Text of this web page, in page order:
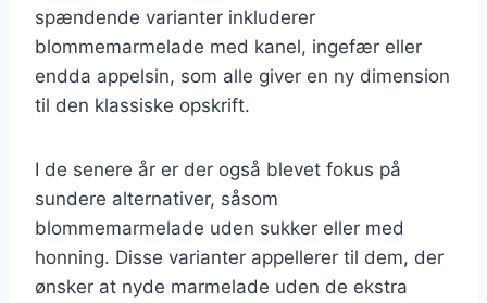
spændende varianter inkluderer
blommemarmelade med kanel, ingefær eller
endda appelsin, som alle giver en ny dimension
til den klassiske opskrift.
I de senere år er der også blevet fokus på
sundere alternativer, såsom
blommemarmelade uden sukker eller med
honning. Disse varianter appellerer til dem, der
ønsker at nyde marmelade uden de ekstra